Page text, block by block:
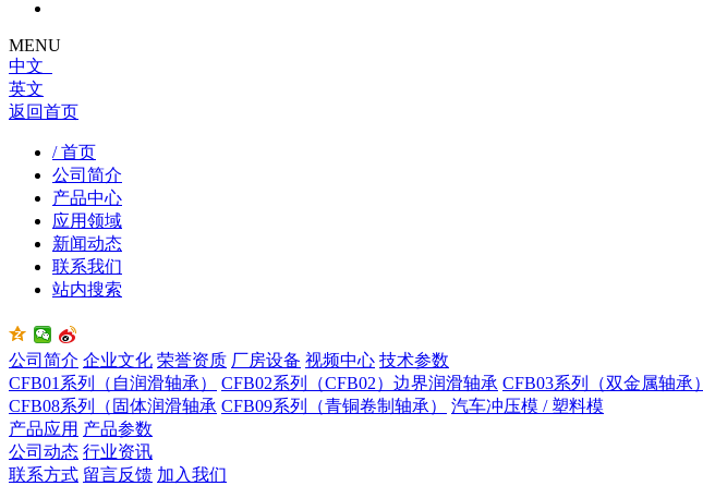
MENU
中文
英文
返回首页
/ 首页
公司简介
产品中心
应用领域
新闻动态
联系我们
站内搜索
公司简介 企业文化 荣誉资质 厂房设备 视频中心 技术参数
CFB01系列（自润滑轴承）
CFB02系列（CFB02）边界润滑轴承 CFB03系列（双金属轴承）
CFB08系列（固体润滑轴承 CFB09系列（青铜卷制轴承）
汽车冲压模 / 塑料模
产品应用 产品参数
公司动态 行业资讯
联系方式 留言反馈 加入我们